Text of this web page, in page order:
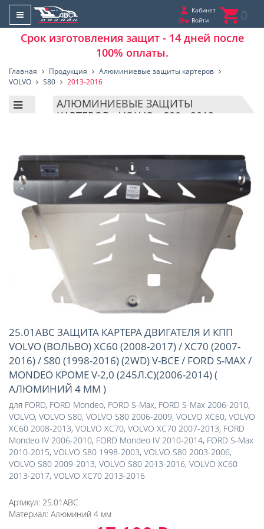
Кабинет
Войти
0
Срок изготовления защит - 14 дней после
100% оплаты.
Главная Продукция
Алюминиевые защиты картеров
VOLVO
S80 2013-2016
АЛЮМИНИЕВЫЕ ЗАЩИТЫ
КАРТЕРОВ - VOLVO - S80 - 2013-
25.01ABC ЗАЩИТА КАРТЕРА ДВИГАТЕЛЯ И КПП
VOLVO (ВОЛЬВО) XC60 (2008-2017) / XC70 (2007-
2016) / S80 (1998-2016) (2WD) V-ВСЕ / FORD S-MAX /
MONDEO КРОМЕ V-2,0 (245Л.С)(2006-2014) (
АЛЮМИНИЙ 4 ММ )
для FORD, FORD Mondeo, FORD S-Max, FORD S-Max 2006-2010,
VOLVO, VOLVO S80, VOLVO S80 2006-2009, VOLVO XC60, VOLVO
XC60 2008-2013, VOLVO XC70, VOLVO XC70 2007-2013, FORD
Mondeo IV 2006-2010, FORD Mondeo IV 2010-2014, FORD S-Max
2010-2015, VOLVO S80 1998-2003, VOLVO S80 2003-2006,
VOLVO S80 2009-2013, VOLVO S80 2013-2016, VOLVO XC60
2013-2017, VOLVO XC70 2013-2016
Артикул: 25.01ABC
Материал: Алюминий 4 мм